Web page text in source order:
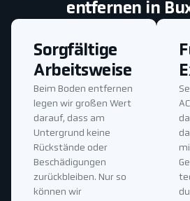
entfernen in
Sorgfältige
Arbeitsweise
Beim Boden entfernen
legen wir großen Wert
darauf, dass am
Untergrund keine
Rückstände oder
Beschädigungen
zurückbleiben. Nur so
können wir